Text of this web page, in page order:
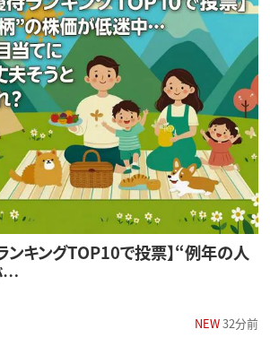
ンキングTOP10で投票】“例年の人
…
NEW32分前